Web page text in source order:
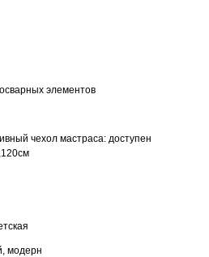
элементов
чехол мастраса: доступен
модерн